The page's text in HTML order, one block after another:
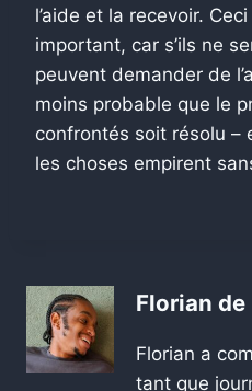
l’aide et la recevoir.
important, car s’ils ne
peuvent demander de
moins probable que le
confrontés soit résolu –
les choses empirent
Florian
Florian a
tant que